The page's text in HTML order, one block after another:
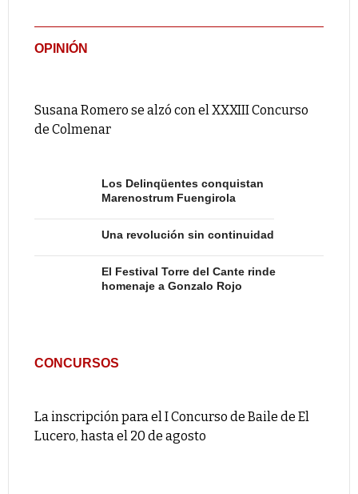
OPINIÓN
Susana Romero se alzó con el XXXIII Concurso
de Colmenar
Los Delinqüentes conquistan
Marenostrum Fuengirola
Una revolución sin continuidad
El Festival Torre del Cante rinde
homenaje a Gonzalo Rojo
CONCURSOS
La inscripción para el I Concurso de Baile de El
Lucero, hasta el 20 de agosto